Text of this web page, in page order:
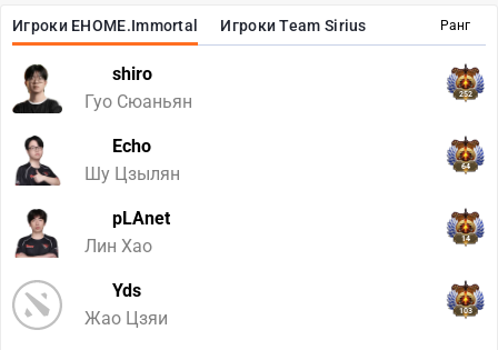
Ранг
Игроки EHOME.Immortal Игроки Team Sirius
shiro
Гуо Сюаньян
252
Echo
Шу Цзылян
64
pLAnet
Лин Хао
14
Yds
Жао Цзяи
103